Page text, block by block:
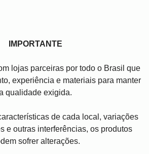
IMPORTANTE
lojas parceiras por todo o Brasil que
experiência e materiais para manter
qualidade exigida.
de cada local, variações
e outras interferências, os produtos
sofrer alterações.